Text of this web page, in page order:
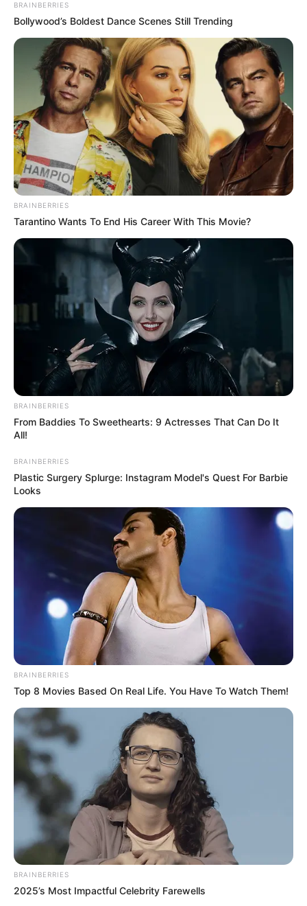
LIHAT ARTIKEL LAINNYA
10 Universitas Terbaik di
Surabaya, Jadi Incaran
Sejarah Bataviasche
Nouvelles, Koran Pertama
yang Terbit di Indonesia
Sejarah Terbentuknya
Taliban, Kini Kembali
Pelaut Muslim yang
Dunia Barat
Kekejaman Khmer Merah,
Rezim Diktator yang
Menghabisi Nyawa
Rakyatnya
Kisah Kapal Padewakang,
Tanpa Mesin Mampu
Berlayar ke Australia
BRAINBERRIES
Bollywood’s Boldest Dance Scenes Still Trending
BRAINBERRIES
Tarantino Wants To End His Career With This Movie?
BRAINBERRIES
From Baddies To Sweethearts: 9 Actresses That Can Do It
All!
BRAINBERRIES
Plastic Surgery Splurge: Instagram Model's Quest For Barbie
Looks
BRAINBERRIES
Top 8 Movies Based On Real Life. You Have To Watch Them!
BRAINBERRIES
2025’s Most Impactful Celebrity Farewells